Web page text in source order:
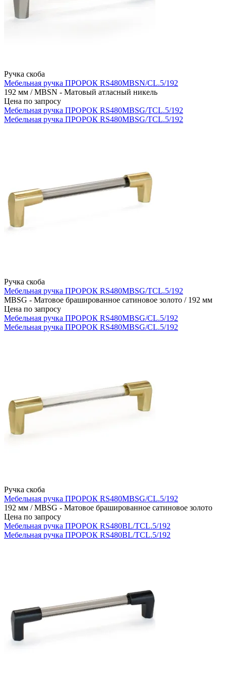
Ручка скоба
Мебельная ручка ПРОРОК RS480MBSN/CL.5/192
192 мм / MBSN - Матовый атласный никель
Цена по запросу
Мебельная ручка ПРОРОК RS480MBSG/TCL.5/192
Мебельная ручка ПРОРОК RS480MBSG/TCL.5/192
Ручка скоба
Мебельная ручка ПРОРОК RS480MBSG/TCL.5/192
MBSG - Матовое брашированное сатиновое золото / 192 мм
Цена по запросу
Мебельная ручка ПРОРОК RS480MBSG/CL.5/192
Мебельная ручка ПРОРОК RS480MBSG/CL.5/192
Ручка скоба
Мебельная ручка ПРОРОК RS480MBSG/CL.5/192
192 мм / MBSG - Матовое брашированное сатиновое золото
Цена по запросу
Мебельная ручка ПРОРОК RS480BL/TCL.5/192
Мебельная ручка ПРОРОК RS480BL/TCL.5/192